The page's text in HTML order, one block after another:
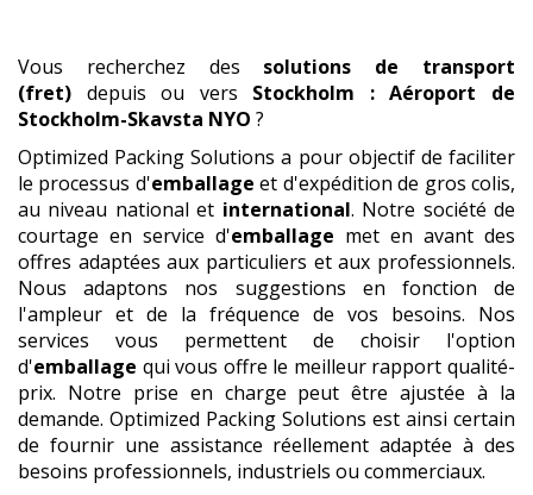
Vous recherchez des solutions de transport
(fret) depuis ou vers Stockholm : Aéroport de
Stockholm-Skavsta NYO ?
Optimized Packing Solutions a pour objectif de faciliter
le processus d'emballage et d'expédition de gros colis,
au niveau national et international. Notre société de
courtage en service d'emballage met en avant des
offres adaptées aux particuliers et aux professionnels.
Nous adaptons nos suggestions en fonction de
l'ampleur et de la fréquence de vos besoins. Nos
services vous permettent de choisir l'option
d'emballage qui vous offre le meilleur rapport qualité-
prix. Notre prise en charge peut être ajustée à la
demande. Optimized Packing Solutions est ainsi certain
de fournir une assistance réellement adaptée à des
besoins professionnels, industriels ou commerciaux.